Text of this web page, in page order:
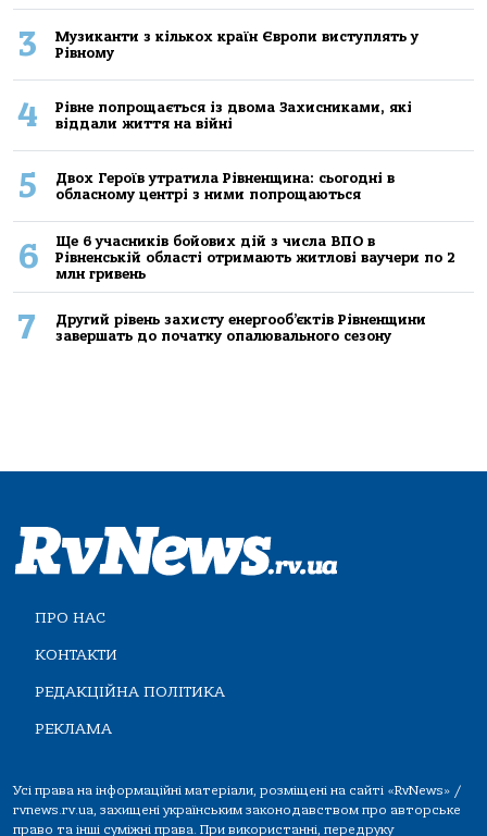
3
Музиканти з кількох країн Європи виступлять у
Рівному
4
Рівне попрощається із двома Захисниками, які
віддали життя на війні
5
Двох Героїв утратила Рівненщина: сьогодні в
обласному центрі з ними попрощаються
6
Ще 6 учасників бойових дій з числа ВПО в
Рівненській області отримають житлові ваучери по 2
млн гривень
7
Другий рівень захисту енергооб’єктів Рівненщини
завершать до початку опалювального сезону
ПРО НАС
КОНТАКТИ
РЕДАКЦІЙНА ПОЛІТИКА
РЕКЛАМА
Усі права на інформаційні матеріали, розміщені на сайті «RvNews» /
rvnews.rv.ua, захищені українським законодавством про авторське
право та інші суміжні права. При використанні, передруку